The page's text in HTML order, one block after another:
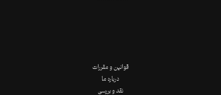
قوانین و مقررات
درباره ما
نقد و بررسی